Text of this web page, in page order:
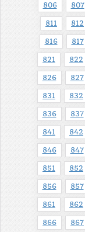
806 807
811 812
816 817
821 822
826 827
831 832
836 837
841 842
846 847
851 852
856 857
861 862
866 867